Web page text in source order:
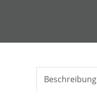
Beschreibung